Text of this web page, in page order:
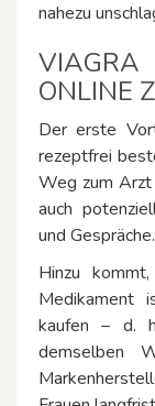
nahezu
ONLINE
Der erste
rezeptfrei
Weg zum
auch
und Gespräche.
Hinzu
Medikament
kaufen – d.
demselben